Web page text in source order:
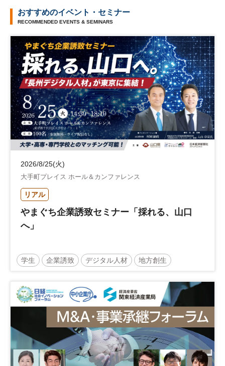
おすすめのイベント・セミナー
RECOMMENDED EVENTS & SEMINARS
2026/8/25(火)
大手町プレイス ホール＆カンファレンス
リアル
やまぐち企業誘致セミナー「採れる、山口
へ」
学生 企業誘致 デジタル人材 地方創生
地域活性化 自治体